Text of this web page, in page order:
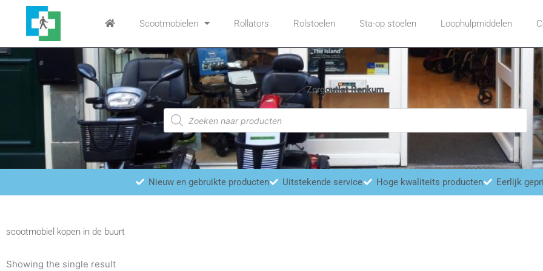
inhoud
Scootmobielen Rollators Rolstoelen Sta-op stoelen Loophulpmiddelen
Zorgoutlet Renkum
Producten
zoeken
Nieuw en gebruikte producten Uitstekende service Hoge kwaliteits producten Eerlijk
scootmobiel kopen in de buurt
Showing the single result